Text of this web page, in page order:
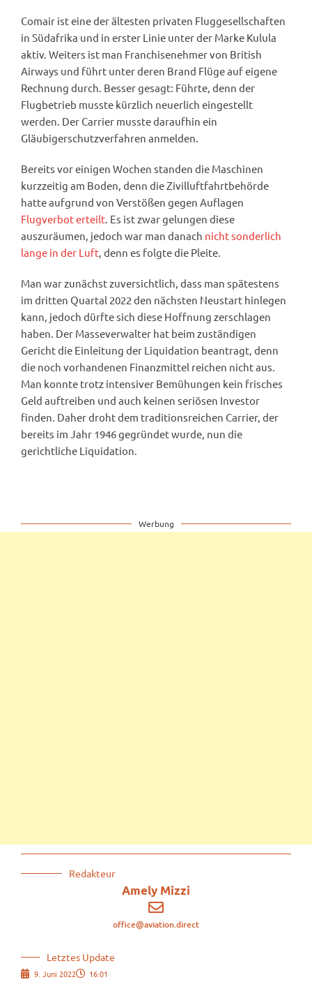
Redakteur
Amely Mizzi
office@aviation.direct
Letztes Update
9. Juni 2022 16:01
Comair ist eine der ältesten privaten Fluggesellschaften
in Südafrika und in erster Linie unter der Marke Kulula
aktiv. Weiters ist man Franchisenehmer von British
Airways und führt unter deren Brand Flüge auf eigene
Rechnung durch. Besser gesagt: Führte, denn der
Flugbetrieb musste kürzlich neuerlich eingestellt
werden. Der Carrier musste daraufhin ein
Gläubigerschutzverfahren anmelden.
Bereits vor einigen Wochen standen die Maschinen
kurzzeitig am Boden, denn die Zivilluftfahrtbehörde
hatte aufgrund von Verstößen gegen Auflagen
Flugverbot erteilt. Es ist zwar gelungen diese
auszuräumen, jedoch war man danach nicht sonderlich
lange in der Luft, denn es folgte die Pleite.
Man war zunächst zuversichtlich, dass man spätestens
im dritten Quartal 2022 den nächsten Neustart hinlegen
kann, jedoch dürfte sich diese Hoffnung zerschlagen
haben. Der Masseverwalter hat beim zuständigen
Gericht die Einleitung der Liquidation beantragt, denn
die noch vorhandenen Finanzmittel reichen nicht aus.
Man konnte trotz intensiver Bemühungen kein frisches
Geld auftreiben und auch keinen seriösen Investor
finden. Daher droht dem traditionsreichen Carrier, der
bereits im Jahr 1946 gegründet wurde, nun die
gerichtliche Liquidation.
Werbung